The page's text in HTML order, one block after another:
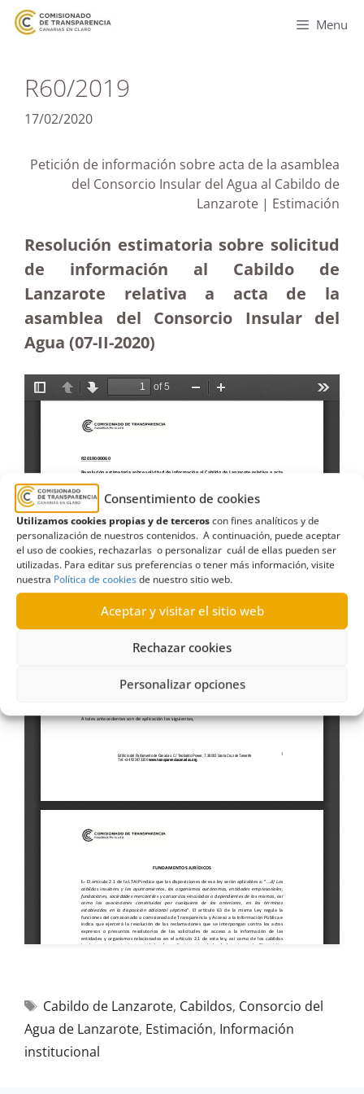
Consentimiento de cookies
Utilizamos cookies propias y de terceroscon fines analíticos y de
personalización de nuestros contenidos. A continuación, puede aceptar
el uso de cookies, rechazarlas o personalizar cuál de ellas pueden ser
utilizadas. Para editar sus preferencias o tener más información, visite
nuestra Política de cookiesde nuestro sitio web.
Aceptar y visitar el sitio web
Rechazar cookies
Personalizar opciones
Menu
R60/2019
17/02/2020
Petición de información sobre acta de la asamblea
del Consorcio Insular del Agua al Cabildo de
Lanzarote | Estimación
Resolución estimatoria sobre solicitud
de información al Cabildo de
Lanzarote relativa a acta de la
asamblea del Consorcio Insular del
Agua (07-II-2020)
Cabildo de Lanzarote, Cabildos, Consorcio del
Agua de Lanzarote, Estimación, Información
institucional